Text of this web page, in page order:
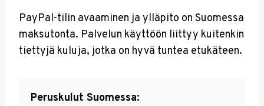
PayPal-tilin avaaminen ja ylläpito on Suomessa
maksutonta. Palvelun käyttöön liittyy kuitenkin
tiettyjä kuluja, jotka on hyvä tuntea etukäteen.
Peruskulut Suomessa: